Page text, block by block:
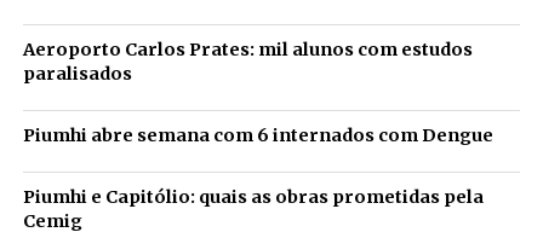
Aeroporto Carlos Prates: mil alunos com estudos
paralisados
Piumhi abre semana com 6 internados com Dengue
Piumhi e Capitólio: quais as obras prometidas pela
Cemig